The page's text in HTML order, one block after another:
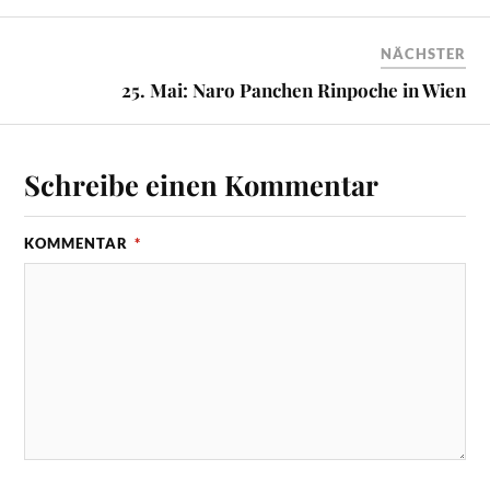
NÄCHSTER
25. Mai: Naro Panchen Rinpoche in Wien
Schreibe einen Kommentar
KOMMENTAR *